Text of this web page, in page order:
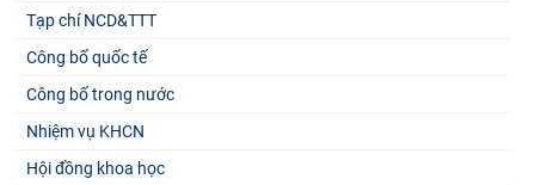
Tạp chí NCD&TTT
Công bố quốc tế
Công bố trong nước
Nhiệm vụ KHCN
Hội đồng khoa học